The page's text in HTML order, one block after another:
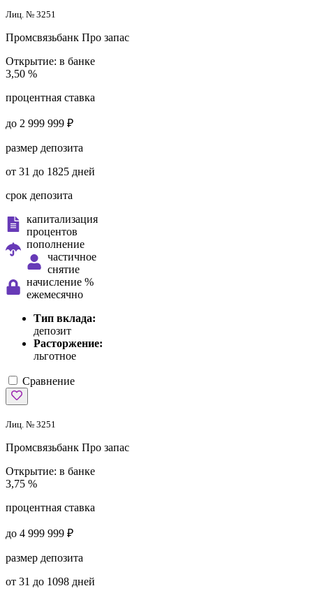
Лиц. № 3251
Промсвязьбанк Про запас
Открытие: в банке
3,50 %
процентная ставка
до 2 999 999 ₽
размер депозита
от 31 до 1825 дней
срок депозита
капитализация
процентов
пополнение
частичное
снятие
начисление %
ежемесячно
Тип вклада:
депозит
Расторжение:
льготное
Сравнение
Лиц. № 3251
Промсвязьбанк Про запас
Открытие: в банке
3,75 %
процентная ставка
до 4 999 999 ₽
размер депозита
от 31 до 1098 дней